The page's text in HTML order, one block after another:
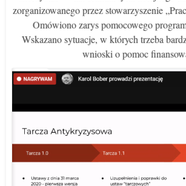
zorganizowanego przez stowarzyszenie
Omówiono zarys pomocowego
Wskazano sytuacje, w których trzeba
wnioski o pomoc